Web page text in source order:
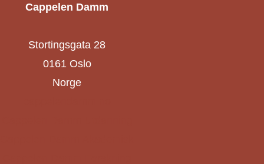
Cappelen Damm
Stortingsgata 28
0161 Oslo
Norge